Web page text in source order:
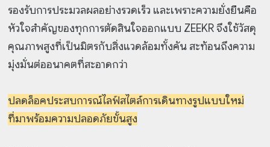
รองรับการประมวลผลอย่างรวดเร็ว และเพราะความยั่งยืนคือ
หัวใจสำคัญของทุกการตัดสินใจออกแบบ ZEEKR จึงใช้วัสดุ
คุณภาพสูงที่เป็นมิตรกับสิ่งแวดล้อมทั้งคัน สะท้อนถึงความ
มุ่งมั่นต่ออนาคตที่สะอาดกว่า
ปลดล็อคประสบการณ์ไลฟ์สไตล์การเดินทางรูปแบบใหม่
ที่มาพร้อมความปลอดภัยขั้นสูง